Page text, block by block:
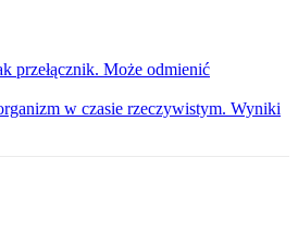
przełącznik. Może odmienić
w czasie rzeczywistym. Wyniki